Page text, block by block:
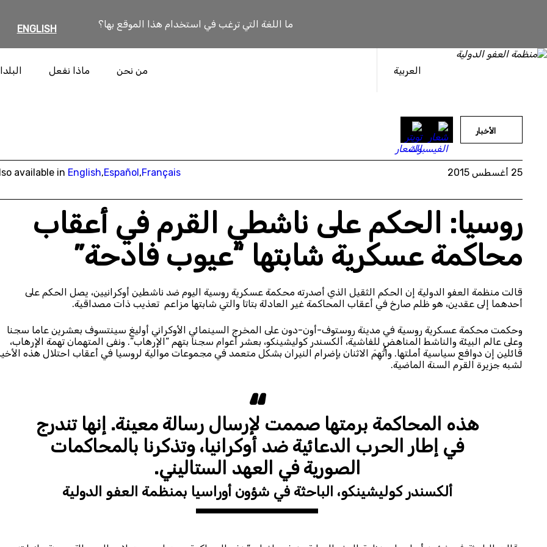
ما اللغة التي ترغب في استخدام هذا الموقع بها؟ ENGLISH
العربية من نحن ماذا نفعل
الأخبار
25 أغسطس 2015 available in English,Español,Français
روسيا: الحكم على ناشطي القرم في أعقاب
محاكمة عسكرية شابتها “عيوب فادحة”
قالت منظمة العفو الدولية إن الحكم الثقيل الذي أصدرته محكمة عسكرية روسية اليوم ضد ناشطين أوكرانيين، يصل الحكم على
أحدهما إلى عقدين، هو ظلم صارخ في أعقاب المحاكمة غير العادلة بتاتا والتي شابتها مزاعم تعذيب ذات مصداقية.
وحكمت محكمة عسكرية روسية في مدينة روستوف-أون-دون على المخرج السينمائي الأوكراني أوليغ سينتسوف بعشرين عاما سجنا
وعلى عالم البيئة والناشط المناهض للفاشية، ألكسندر كوليشينكو، بعشر أعوام سجنا بتهم “الإرهاب”. ونفى المتهمان تهمة الإرهاب،
قائلين إن دوافع سياسية أملتها. واتُّهِمَ الاثنان بإضرام النيران بشكل متعمد في مجموعات موالية لروسيا في أعقاب احتلال هذه
لشبه جزيرة القرم السنة الماضية.
هذه المحاكمة برمتها صممت لإرسال رسالة معينة. إنها تندرج
في إطار الحرب الدعائية ضد أوكرانيا، وتذكرنا بالمحاكمات
الصورية في العهد الستاليني.
ألكسندر كوليشينكو، الباحثة في شؤون أوراسيا بمنظمة العفو الدولية